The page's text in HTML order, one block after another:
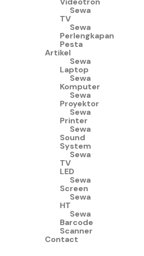
Sewa
TV
Sewa
Perlengkapan
Pesta
Artikel
Sewa
Laptop
Sewa
Komputer
Sewa
Proyektor
Sewa
Printer
Sewa
Sound
System
Sewa
TV
LED
Sewa
Screen
Sewa
HT
Sewa
Barcode
Scanner
Contact